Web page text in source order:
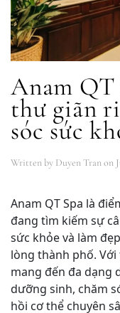
Anam QT
thư giãn
sóc sức
Written by Duyen Tranon
Anam QT Spa là
đang tìm kiếm sự
sức khỏe và làm
lòng thành phố. Với
mang đến đa dạng
dưỡng sinh, chăm
hồi cơ thể chuyên